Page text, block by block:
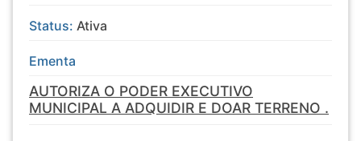
Status: Ativa
Ementa
AUTORIZA O PODER EXECUTIVO
MUNICIPAL A ADQUIDIR E DOAR TERRENO .